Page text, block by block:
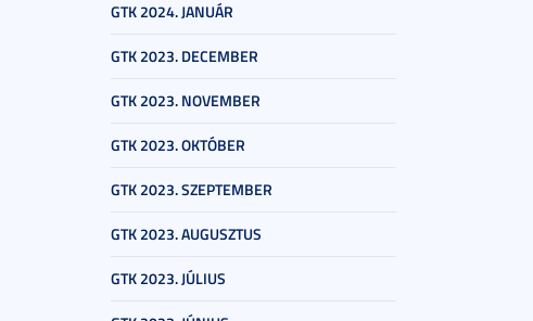
GTK 2024. JANUÁR
GTK 2023. DECEMBER
GTK 2023. NOVEMBER
GTK 2023. OKTÓBER
GTK 2023. SZEPTEMBER
GTK 2023. AUGUSZTUS
GTK 2023. JÚLIUS